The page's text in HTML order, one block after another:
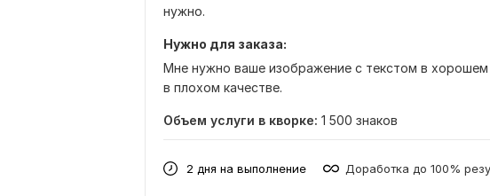
нужно.
Нужно для заказа:
Мне нужно ваше изображение с текстом в хорошем
в плохом качестве.
Объем услуги в кворке: 1 500 знаков
2 дня на выполнение Доработка до 100%